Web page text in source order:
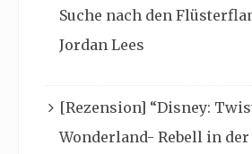
Suche nach den
Jordan Lees
[Rezension] “Disney:
Wonderland- Rebell in